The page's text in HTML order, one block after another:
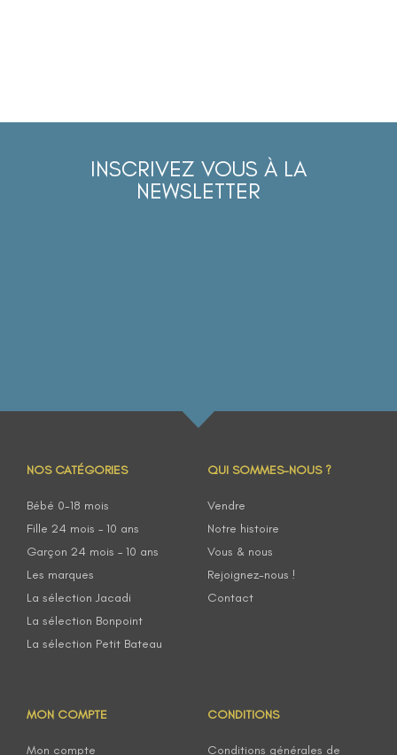
INSCRIVEZ VOUS À LA
NEWSLETTER
NOS CATÉGORIES
Bébé 0-18 mois
Fille 24 mois – 10 ans
Garçon 24 mois – 10 ans
Les marques
La sélection Jacadi
La sélection Bonpoint
La sélection Petit Bateau
QUI SOMMES-NOUS ?
Vendre
Notre histoire
Vous & nous
Rejoignez-nous !
Contact
MON COMPTE
Mon compte
CONDITIONS
Conditions générales de